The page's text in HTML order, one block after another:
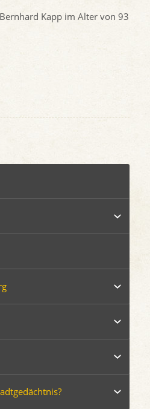
Kapp im Alter von 93